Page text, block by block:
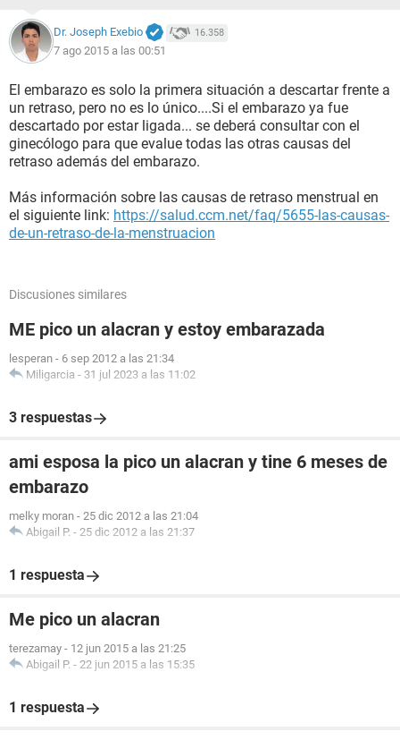
Dr. Joseph Exebio 16.358
7 ago 2015 a las 00:51
El embarazo es solo la primera situación a descartar frente a
un retraso, pero no es lo único....Si el embarazo ya fue
descartado por estar ligada... se deberá consultar con el
ginecólogo para que evalue todas las otras causas del
retraso además del embarazo.
Más información sobre las causas de retraso menstrual en
el siguiente link: https://salud.ccm.net/faq/5655-las-causas-
de-un-retraso-de-la-menstruacion
Discusiones similares
ME pico un alacran y estoy embarazada
lesperan - 6 sep 2012 a las 21:34
Miligarcia - 31 jul 2023 a las 11:02
3 respuestas
ami esposa la pico un alacran y tine 6 meses de
embarazo
melky moran - 25 dic 2012 a las 21:04
Abigail P. - 25 dic 2012 a las 21:37
1 respuesta
Me pico un alacran
terezamay - 12 jun 2015 a las 21:25
Abigail P. - 22 jun 2015 a las 15:35
1 respuesta